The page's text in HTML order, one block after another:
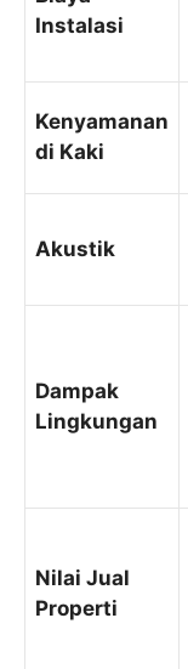
Instalasi
Kenyamanan
di Kaki
Akustik
Dampak
Lingkungan
Nilai Jual
Properti